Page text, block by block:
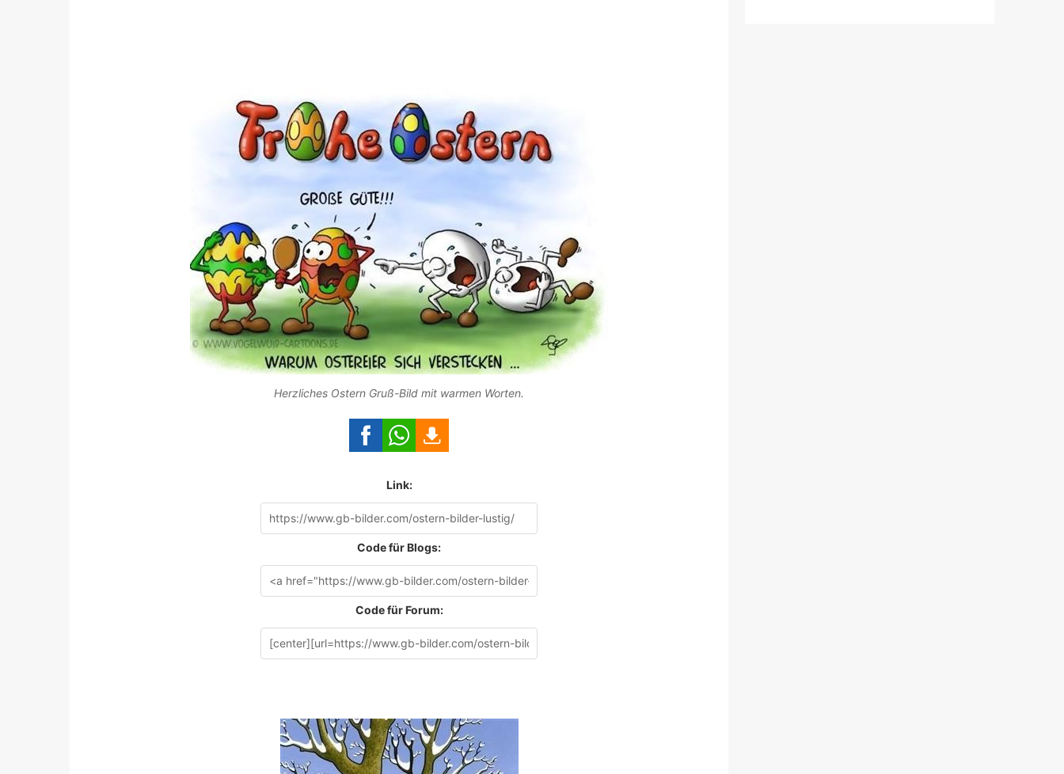
Herzliches Ostern Gruß-Bild mit warmen Worten.
Link:
Code für Blogs:
Code für Forum: